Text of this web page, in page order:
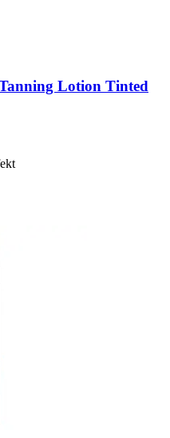
Lotion Tinted